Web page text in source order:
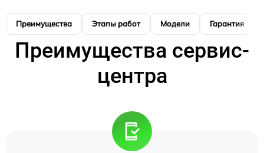
Преимущества Этапы работ Модели Гарантия
Преимущества сервис-
центра